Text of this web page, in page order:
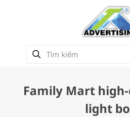
Family Mart
light